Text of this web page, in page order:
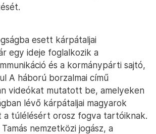
esett kárpátaljai
egy ideje foglalkozik a
és a kormánypárti sajtó,
A háború borzalmai című
videókat mutatott be, amelyeken
lévő kárpátaljai magyarok
a túlélésért orosz fogva tartóiknak.
nemzetközi jogász, a